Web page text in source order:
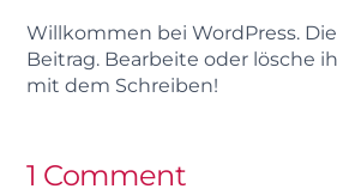
Willkommen bei WordPress.
Beitrag. Bearbeite oder lösche
mit dem Schreiben!
1 Comment